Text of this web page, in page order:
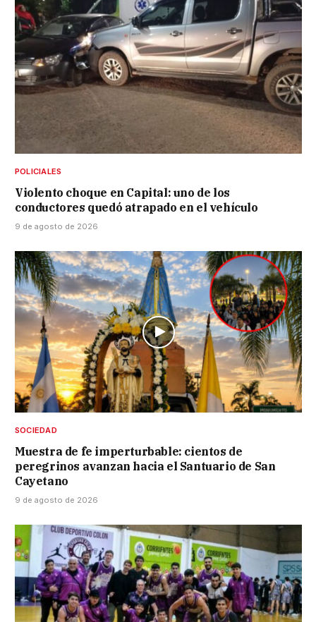
POLICIALES
Violento choque en Capital: uno de los
conductores quedó atrapado en el vehículo
9 de agosto de 2026
SOCIEDAD
Muestra de fe imperturbable: cientos de
peregrinos avanzan hacia el Santuario de San
Cayetano
9 de agosto de 2026